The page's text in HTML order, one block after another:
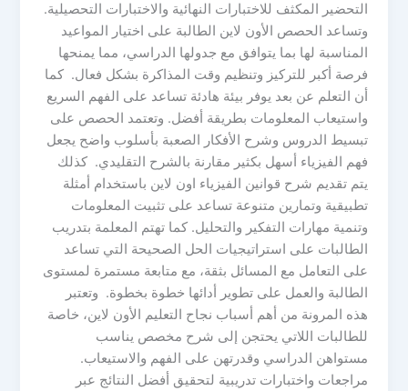
التحضير المكثف للاختبارات النهائية والاختبارات التحصيلية.
وتساعد الحصص الأون لاين الطالبة على اختيار المواعيد
المناسبة لها بما يتوافق مع جدولها الدراسي، مما يمنحها
فرصة أكبر للتركيز وتنظيم وقت المذاكرة بشكل فعال. كما
أن التعلم عن بعد يوفر بيئة هادئة تساعد على الفهم السريع
واستيعاب المعلومات بطريقة أفضل. وتعتمد الحصص على
تبسيط الدروس وشرح الأفكار الصعبة بأسلوب واضح يجعل
فهم الفيزياء أسهل بكثير مقارنة بالشرح التقليدي. كذلك
يتم تقديم شرح قوانين الفيزياء اون لاين باستخدام أمثلة
تطبيقية وتمارين متنوعة تساعد على تثبيت المعلومات
وتنمية مهارات التفكير والتحليل. كما تهتم المعلمة بتدريب
الطالبات على استراتيجيات الحل الصحيحة التي تساعد
على التعامل مع المسائل بثقة، مع متابعة مستمرة لمستوى
الطالبة والعمل على تطوير أدائها خطوة بخطوة. وتعتبر
هذه المرونة من أهم أسباب نجاح التعليم الأون لاين، خاصة
للطالبات اللاتي يحتجن إلى شرح مخصص يناسب
مستواهن الدراسي وقدرتهن على الفهم والاستيعاب.
مراجعات واختبارات تدريبية لتحقيق أفضل النتائج عبر